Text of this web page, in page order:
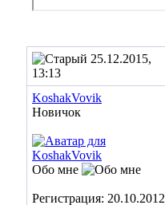
25.12.2015,
13:13
KoshakVovik
Новичок
Обо мне
Регистрация: 20.10.2012